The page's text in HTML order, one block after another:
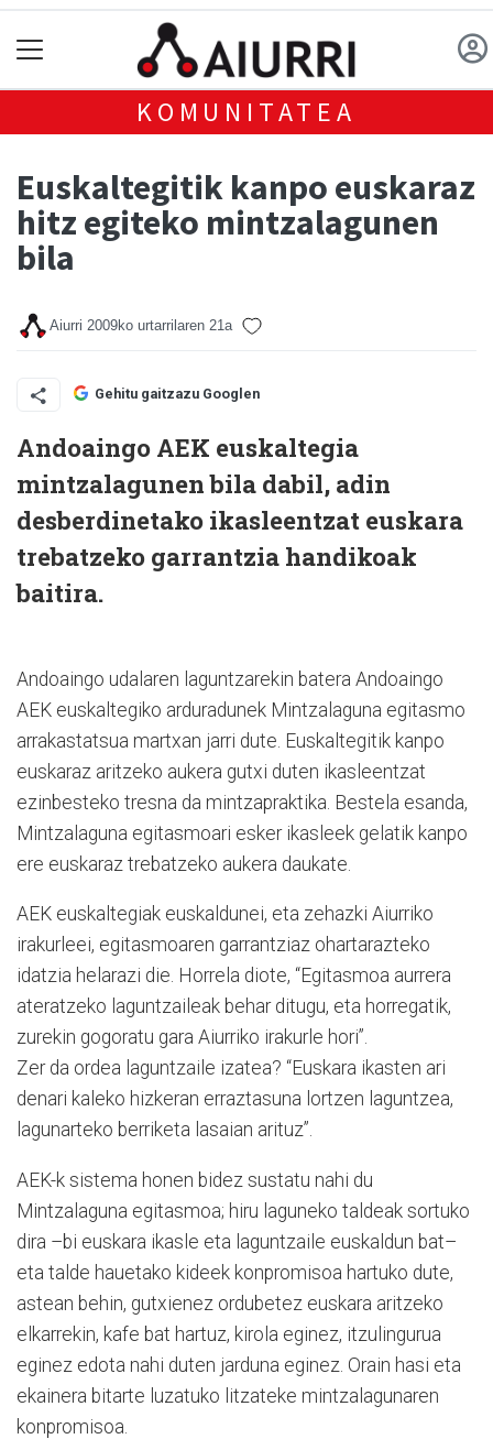
KOMUNITATEA
Euskaltegitik kanpo euskaraz
hitz egiteko mintzalagunen
bila
Aiurri 2009ko urtarrilaren 21a
Gehitu gaitzazu Googlen
Andoaingo AEK euskaltegia
mintzalagunen bila dabil, adin
desberdinetako ikasleentzat euskara
trebatzeko garrantzia handikoak
baitira.
Andoaingo udalaren laguntzarekin batera Andoaingo
AEK euskaltegiko arduradunek Mintzalaguna egitasmo
arrakastatsua martxan jarri dute. Euskaltegitik kanpo
euskaraz aritzeko aukera gutxi duten ikasleentzat
ezinbesteko tresna da mintzapraktika. Bestela esanda,
Mintzalaguna egitasmoari esker ikasleek gelatik kanpo
ere euskaraz trebatzeko aukera daukate.
AEK euskaltegiak euskaldunei, eta zehazki Aiurriko
irakurleei, egitasmoaren garrantziaz ohartarazteko
idatzia helarazi die. Horrela diote, “Egitasmoa aurrera
ateratzeko laguntzaileak behar ditugu, eta horregatik,
zurekin gogoratu gara Aiurriko irakurle hori”.
Zer da ordea laguntzaile izatea? “Euskara ikasten ari
denari kaleko hizkeran erraztasuna lortzen laguntzea,
lagunarteko berriketa lasaian arituz”.
AEK-k sistema honen bidez sustatu nahi du
Mintzalaguna egitasmoa; hiru laguneko taldeak sortuko
dira –bi euskara ikasle eta laguntzaile euskaldun bat–
eta talde hauetako kideek konpromisoa hartuko dute,
astean behin, gutxienez ordubetez euskara aritzeko
elkarrekin, kafe bat hartuz, kirola eginez, itzulingurua
eginez edota nahi duten jarduna eginez. Orain hasi eta
ekainera bitarte luzatuko litzateke mintzalagunaren
konpromisoa.